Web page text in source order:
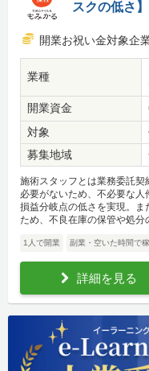
スクの低さ
開業お祝い金対象企
業種
開業資金
対象
募集地域
施術スタッフとは業務委託
必要がないため、不必要な
損益分岐点の低さを実現。
ため、不良在庫の保管や処分
1人で開業 副業・空いた時間で
詳細を見る